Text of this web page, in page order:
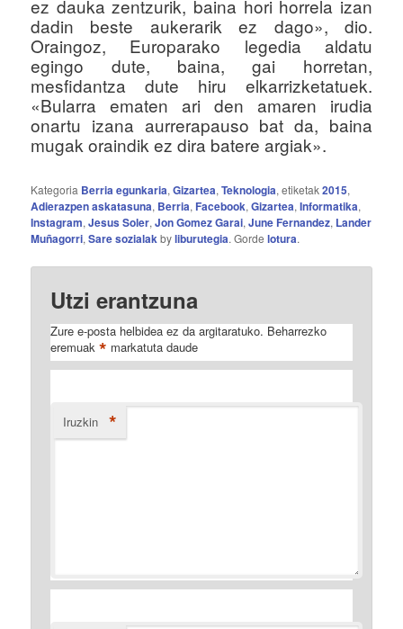
ez dauka zentzurik, baina hori horrela izan
dadin beste aukerarik ez dago», dio.
Oraingoz, Europarako legedia aldatu
egingo dute, baina, gai horretan,
mesfidantza dute hiru elkarrizketatuek.
«Bularra ematen ari den amaren irudia
onartu izana aurrerapauso bat da, baina
mugak oraindik ez dira batere argiak».
Kategoria Berria egunkaria,Gizartea,Teknologia, etiketak2015,
Adierazpen askatasuna, Berria, Facebook,Gizartea,Informatika,
Instagram,Jesus Soler,Jon Gomez Garai,June Fernandez, Lander
Muñagorri,Sare sozialakbyliburutegia. Gordelotura.
Utzi erantzuna
Zure e-posta helbidea ez da argitaratuko. Beharrezko
eremuak* markatuta daude
Iruzkin *